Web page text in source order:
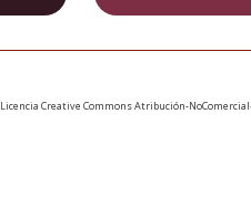
Licencia Creative Commons Atribución-